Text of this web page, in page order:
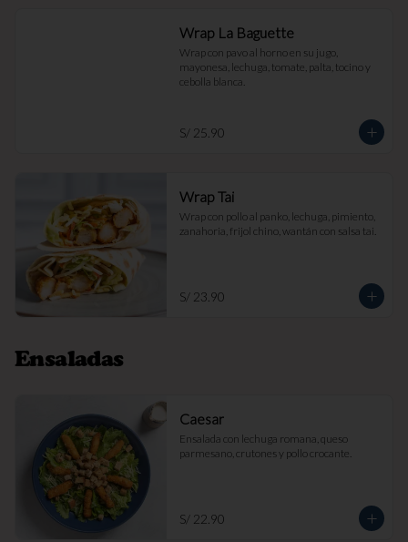
Wrap La Baguette
Wrap con pavo al horno en su jugo,
mayonesa, lechuga, tomate, palta, tocino y
cebolla blanca.
S/ 25.90
Wrap Tai
Wrap con pollo al panko, lechuga, pimiento,
zanahoria, frijol chino, wantán con salsa tai.
S/ 23.90
Ensaladas
Caesar
Ensalada con lechuga romana, queso
parmesano, crutones y pollo crocante.
S/ 22.90